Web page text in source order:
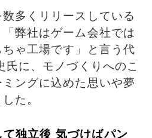
多くリリースしている
弊社はゲーム会社では
ゃ工場です」と言う代
氏に、モノづくりへのこ
ングに込めた思いや夢
た。
独立後 気づけばパン